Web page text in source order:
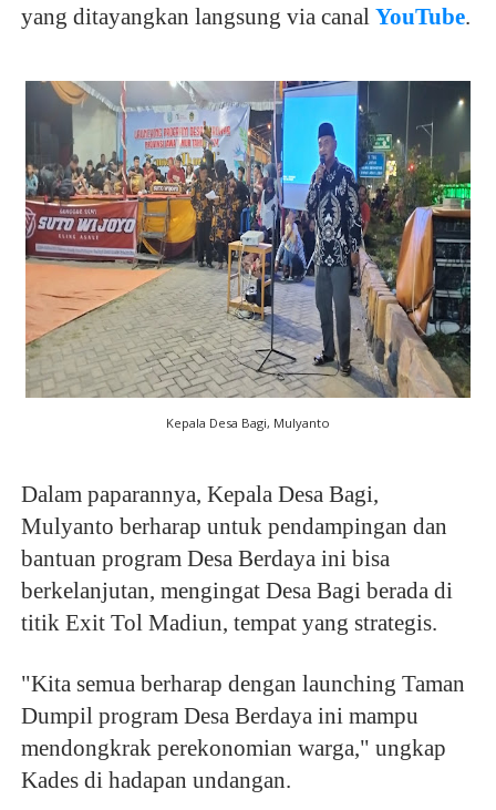
yang ditayangkan langsung via canal YouTube.
Kepala Desa Bagi, Mulyanto
Dalam paparannya, Kepala Desa Bagi,
Mulyanto berharap untuk pendampingan dan
bantuan program Desa Berdaya ini bisa
berkelanjutan, mengingat Desa Bagi berada di
titik Exit Tol Madiun, tempat yang strategis.
"Kita semua berharap dengan launching Taman
Dumpil program Desa Berdaya ini mampu
mendongkrak perekonomian warga," ungkap
Kades di hadapan undangan.